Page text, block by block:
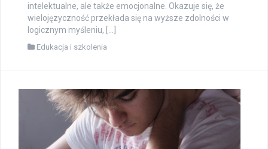
intelektualne, ale także emocjonalne. Okazuje się, że
wielojęzyczność przekłada się na wyższe zdolności w
logicznym myśleniu, […]
Edukacja i szkolenia